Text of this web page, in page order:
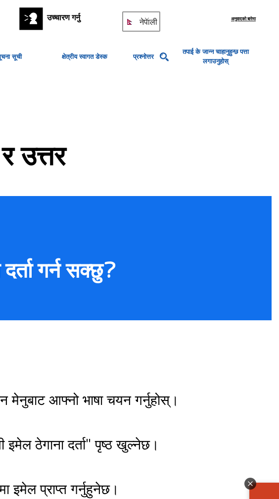
उच्चारण गर्नु नेपाली अनुवादको बारेमा
सूची क्षेत्रीय स्वागत डेस्क प्रश्नोत्तर
तपाई के जान्न चाहानुहुन्छ पत्ता
लगाउनुहोस्
उत्तर
गर्न सक्छु?
मेनुबाट आफ्नो भाषा चयन गर्नुहोस्।
ठेगाना दर्ता" पृष्ठ खुल्नेछ।
इमेल प्राप्त गर्नुहुनेछ।